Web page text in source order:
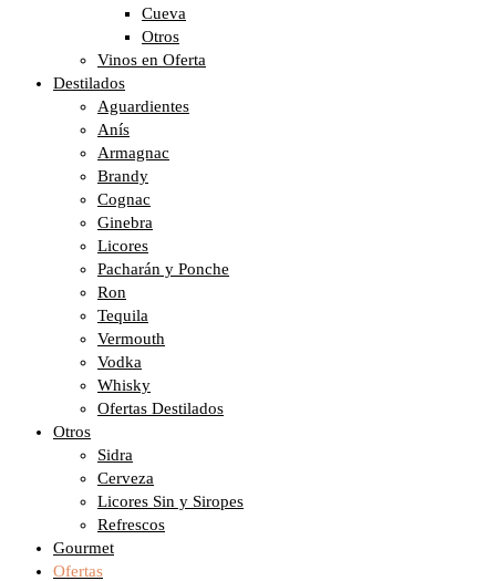
Cueva
Otros
Vinos en Oferta
Destilados
Aguardientes
Anís
Armagnac
Brandy
Cognac
Ginebra
Licores
Pacharán y Ponche
Ron
Tequila
Vermouth
Vodka
Whisky
Ofertas Destilados
Otros
Sidra
Cerveza
Licores Sin y Siropes
Refrescos
Gourmet
Ofertas